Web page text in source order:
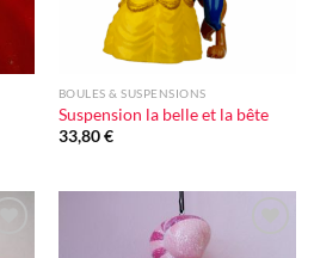
BOULES & SUSPENSIONS
Suspension la belle et la bête
33,80€